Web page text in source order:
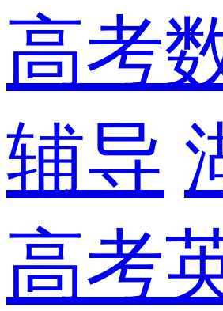
高考
辅导
高考